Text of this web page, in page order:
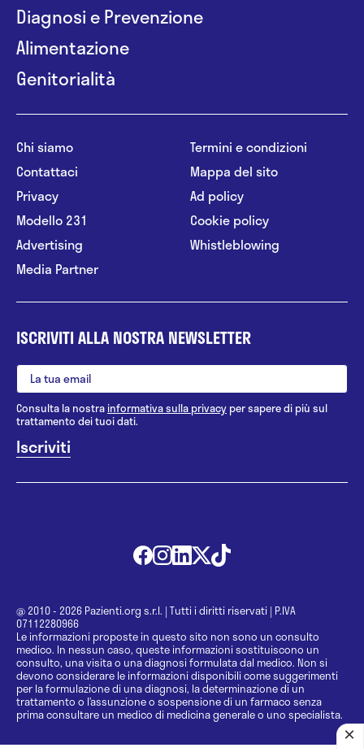
Diagnosi e Prevenzione
Alimentazione
Genitorialità
Chi siamo
Contattaci
Privacy
Modello 231
Advertising
Media Partner
Termini e condizioni
Mappa del sito
Ad policy
Cookie policy
Whistleblowing
ISCRIVITI ALLA NOSTRA NEWSLETTER
Consulta la nostrainformativa sulla privacy per sapere di più sul
trattamento dei tuoi dati.
@ 2010 - 2026 Pazienti.org s.r.l. | Tutti i diritti riservati | P.IVA
07112280966
Le informazioni proposte in questo sito non sono un consulto
medico. In nessun caso, queste informazioni sostituiscono un
consulto, una visita o una diagnosi formulata dal medico. Non si
devono considerare le informazioni disponibili come suggerimenti
per la formulazione di una diagnosi, la determinazione di un
trattamento o l’assunzione o sospensione di un farmaco senza
prima consultare un medico di medicina generale o uno specialista.